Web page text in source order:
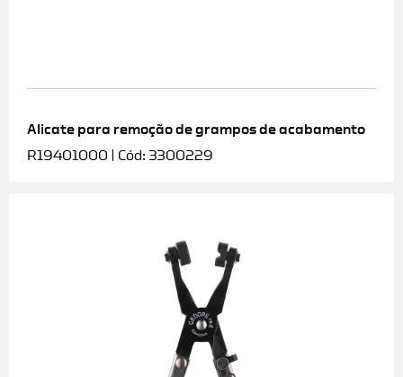
Alicate para remoção de grampos de acabamento
R19401000 | Cód: 3300229